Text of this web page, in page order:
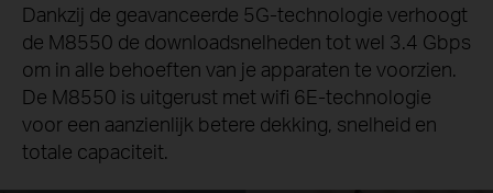
Dankzij de geavanceerde 5G-technologie verhoogt
de M8550 de downloadsnelheden tot wel 3.4 Gbps
om in alle behoeften van je apparaten te voorzien.
De M8550 is uitgerust met wifi 6E-technologie
voor een aanzienlijk betere dekking, snelheid en
totale capaciteit.